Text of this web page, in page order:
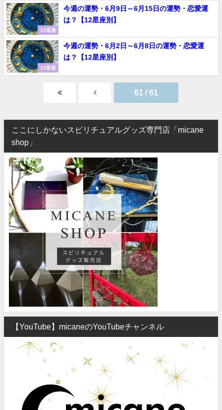
12星座
今週の運勢・6月9日～6月15日の運勢・恋愛運
は？【12星座別】
12星座
今週の運勢・6月2日～6月8日の運勢・恋愛運
は？【12星座別】
61 / 61
ここにしかないスピリチュアルグッズ専門店「micane
shop」
【YouTube】micaneのYouTubeチャンネル